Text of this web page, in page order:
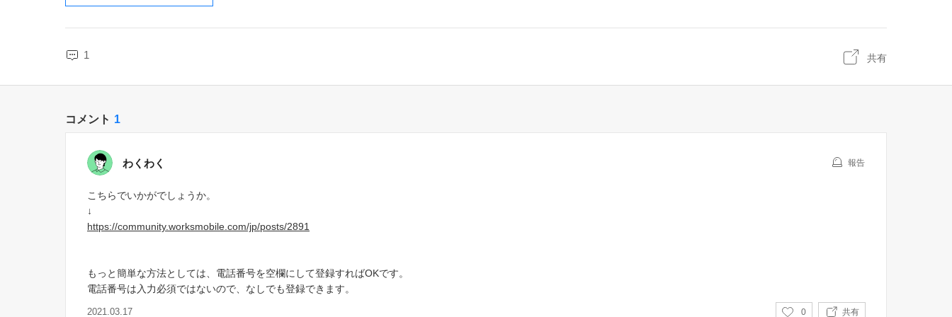
1 共有
コメント 1
わくわく 報告
こちらでいかがでしょうか。
↓
https://community.worksmobile.com/jp/posts/2891
もっと簡単な方法としては、電話番号を空欄にして登録すればOKです。
電話番号は入力必須ではないので、なしでも登録できます。
2021.03.17 い 0 共有